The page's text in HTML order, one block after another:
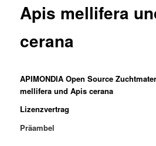
Apis mellifera
cerana
APIMONDIA Open Source
mellifera und Apis cerana
Lizenzvertrag
Präambel